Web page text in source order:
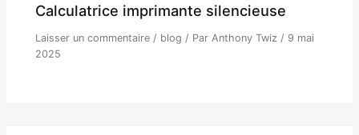
Calculatrice imprimante silencieuse
Laisser un commentaire / blog / Par Anthony Twiz / 9 mai
2025